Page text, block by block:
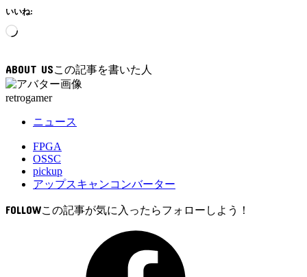
いいね:
読
み
中…
ABOUT US
retrogamer
ニュース
FPGA
OSSC
pickup
アップスキャンコンバーター
FOLLOW